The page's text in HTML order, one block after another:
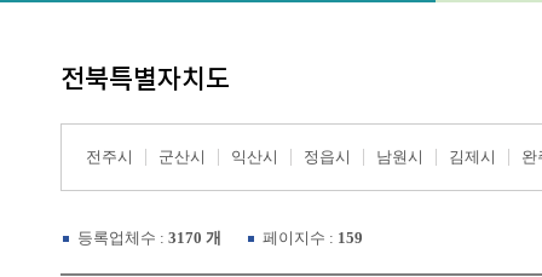
전북특별자치도
전주시 군산시 익산시 정읍시 남원시 김제시 완
등록업체수 : 3170 개 페이지수 : 159